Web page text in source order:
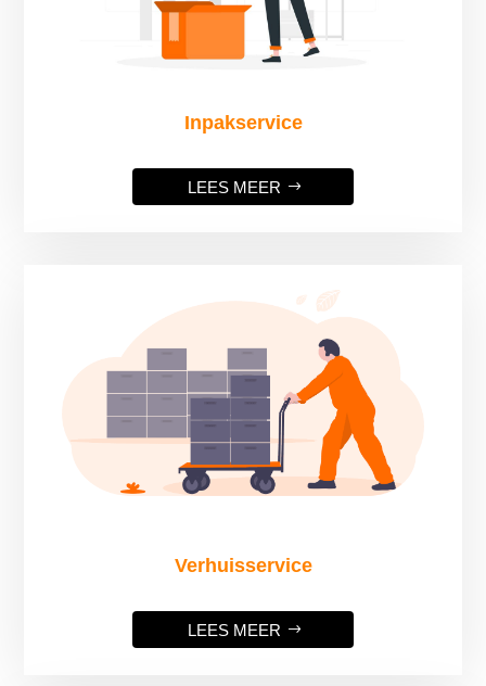
Inpakservice
LEES MEER
Verhuisservice
LEES MEER